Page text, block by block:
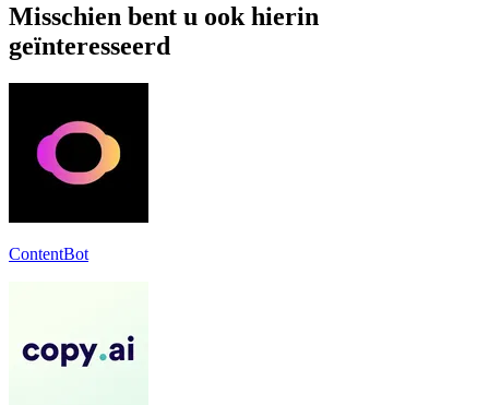
Misschien bent u ook hierin
geïnteresseerd
ContentBot